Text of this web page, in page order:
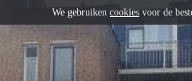
We gebruiken cookies voor de